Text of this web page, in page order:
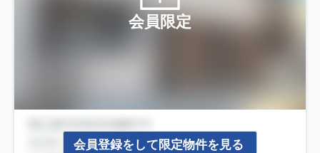
会員限定
会員登録をして限定物件を見る